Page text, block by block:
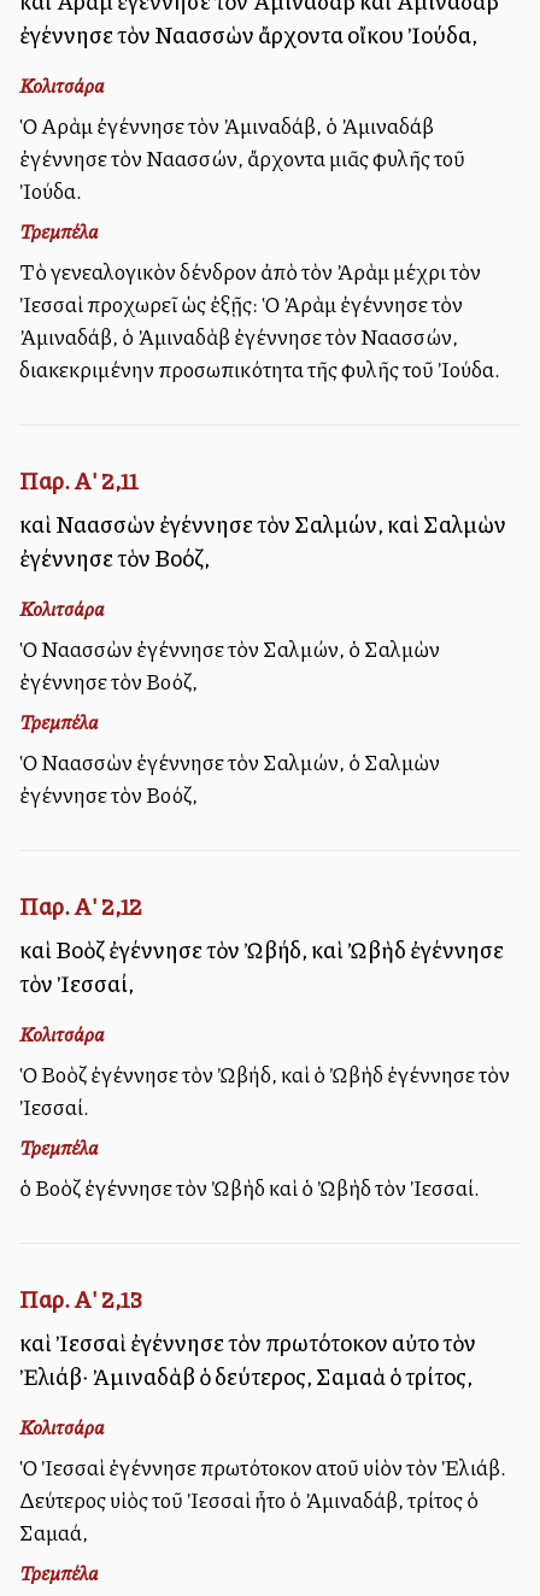
ἐγέννησε τὸν Ναασσὼν ἄρχοντα οἴκου Ἰούδα,
Κολιτσάρα
Ὁ Αρὰμ ἐγέννησε τὸν Ἀμιναδάβ, ὁ Ἀμιναδάβ
ἐγέννησε τὸν Ναασσών, ἄρχοντα μιᾶς φυλῆς τοῦ
Ἰούδα.
Τρεμπέλα
Τὸ γενεαλογικὸν δένδρον ἀπὸ τὸν Ἀρὰμ μέχρι τὸν
Ἰεσσαὶ προχωρεῖ ὡς ἐξῇς: Ὁ Ἀρὰμ ἐγέννησε τὸν
Ἀμιναδάβ, ὁ Ἀμιναδὰβ ἐγέννησε τὸν Ναασσών,
διακεκριμένην προσωπικότητα τῆς φυλῆς τοῦ Ἰούδα.
Παρ. Α' 2,11
καὶ Ναασσὼν ἐγέννησε τὸν Σαλμών, καὶ Σαλμὼν
ἐγέννησε τὸν Βοόζ,
Κολιτσάρα
Ὁ Ναασσὼν ἐγέννησε τὸν Σαλμών, ὁ Σαλμὼν
ἐγέννησε τὸν Βοόζ,
Τρεμπέλα
Ὁ Ναασσὼν ἐγέννησε τὸν Σαλμών, ὁ Σαλμὼν
ἐγέννησε τὸν Βοόζ,
Παρ. Α' 2,12
καὶ Βοὸζ ἐγέννησε τὸν Ὠβήδ, καὶ Ὠβὴδ ἐγέννησε
τὸν Ἰεσσαί,
Κολιτσάρα
Ὁ Βοὸζ ἐγέννησε τὸν Ὠβήδ, καὶ ὁ Ὠβὴδ ἐγέννησε τὸν
Ἰεσσαί.
Τρεμπέλα
ὁ Βοὸζ ἐγέννησε τὸν Ὠβὴδ καὶ ὁ Ὠβὴδ τὸν Ἰεσσαί.
Παρ. Α' 2,13
καὶ Ἰεσσαὶ ἐγέννησε τὸν πρωτότοκον αὐτοῦ τὸν
Ἐλιάβ· Ἀμιναδὰβ ὁ δεύτερος, Σαμαὰ ὁ τρίτος,
Κολιτσάρα
Ὁ Ἰεσσαὶ ἐγέννησε πρωτότοκον αὐτοῦ υἱὸν τὸν Ἐλιάβ.
Δεύτερος υἱὸς τοῦ Ἰεσσαὶ ἦτο ὁ Ἀμιναδάβ, τρίτος ὁ
Σαμαά,
Τρεμπέλα